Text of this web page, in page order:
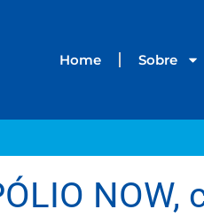
Home Sobre